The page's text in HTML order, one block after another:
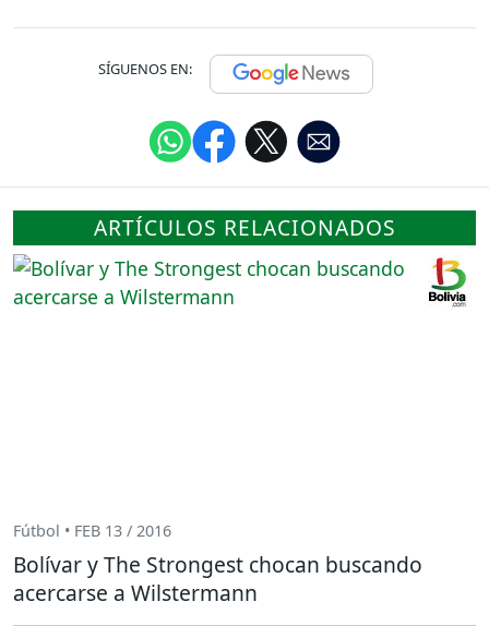
SÍGUENOS EN:
ARTÍCULOS RELACIONADOS
Fútbol • FEB 13 / 2016
Bolívar y The Strongest chocan buscando
acercarse a Wilstermann